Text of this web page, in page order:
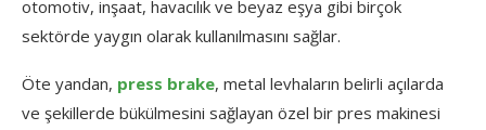
otomotiv, inşaat, havacılık ve beyaz eşya gibi birçok
sektörde yaygın olarak kullanılmasını sağlar.
Öte yandan, press brake, metal levhaların belirli açılarda
ve şekillerde bükülmesini sağlayan özel bir pres makinesi